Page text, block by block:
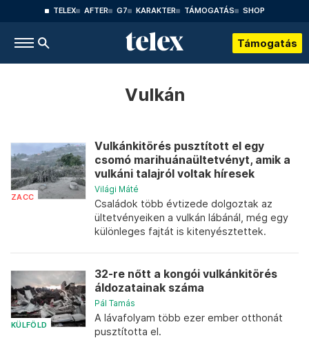
TELEX AFTER G7 KARAKTER TÁMOGATÁS SHOP
Támogatás
Vulkán
ZACC
Vulkánkitörés pusztított el egy
csomó marihuánaültetvényt, amik a
vulkáni talajról voltak híresek
Világi Máté
Családok több évtizede dolgoztak az
ültetvényeiken a vulkán lábánál, még egy
különleges fajtát is kitenyésztettek.
KÜLFÖLD
32-re nőtt a kongói vulkánkitörés
áldozatainak száma
Pál Tamás
A lávafolyam több ezer ember otthonát
pusztította el.